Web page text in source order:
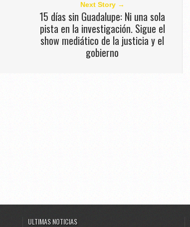
Next Story →
15 días sin Guadalupe: Ni una sola
pista en la investigación. Sigue el
show mediático de la justicia y el
gobierno
ULTIMAS NOTICIAS